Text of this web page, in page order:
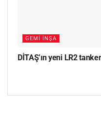
GEMI İNŞA
DİTAŞ’ın yeni LR2